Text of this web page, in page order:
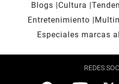
Blogs
Cultura
Entretenimiento
Especiales marcas
REDES